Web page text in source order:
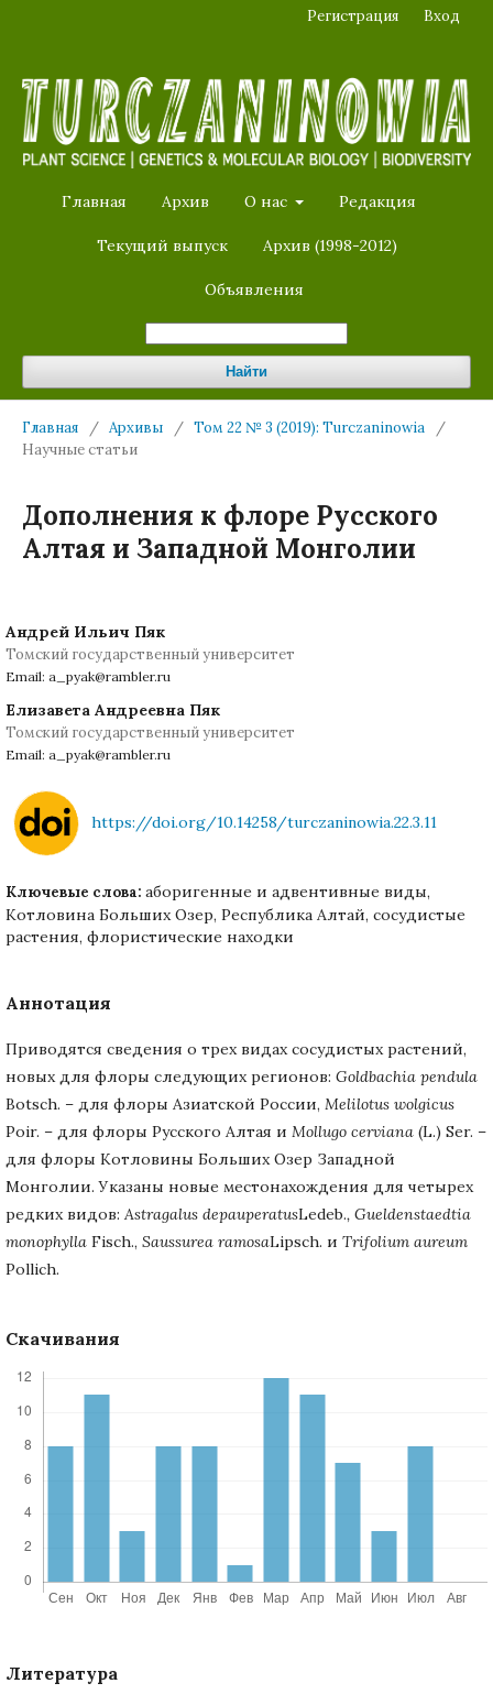
Главная Архив О нас Редакция
Текущий выпуск Архив (1998-2012)
Объявления
Найти
Регистрация Вход
Главная / Архивы / Том 22 № 3 (2019): Turczaninowia
/
Научные статьи
Дополнения к флоре Русского
Алтая и Западной Монголии
Андрей Ильич Пяк
Томский государственный университет
Email: a_pyak@rambler.ru
Елизавета Андреевна Пяк
Томский государственный университет
Email: a_pyak@rambler.ru
https://doi.org/10.14258/turczaninowia.22.3.11
Ключевые слова: аборигенные и адвентивные виды,
Котловина Больших Озер, Республика Алтай, сосудистые
растения, флористические находки
Аннотация
Приводятся сведения о трех видах сосудистых растений,
новых для флоры следующих регионов: Goldbachia pendula
Botsch. – для флоры Азиатской России, Melilotus wolgicus
Poir. – для флоры Русского Алтая и Mollugo cerviana (L.) Ser. –
для флоры Котловины Больших Озер Западной
Монголии. Указаны новые местонахождения для четырех
редких видов: Astragalus depauperatusLedeb., Gueldenstaedtia
monophylla Fisch., Saussurea ramosaLipsch. и Trifolium aureum
Pollich.
Скачивания
Литература